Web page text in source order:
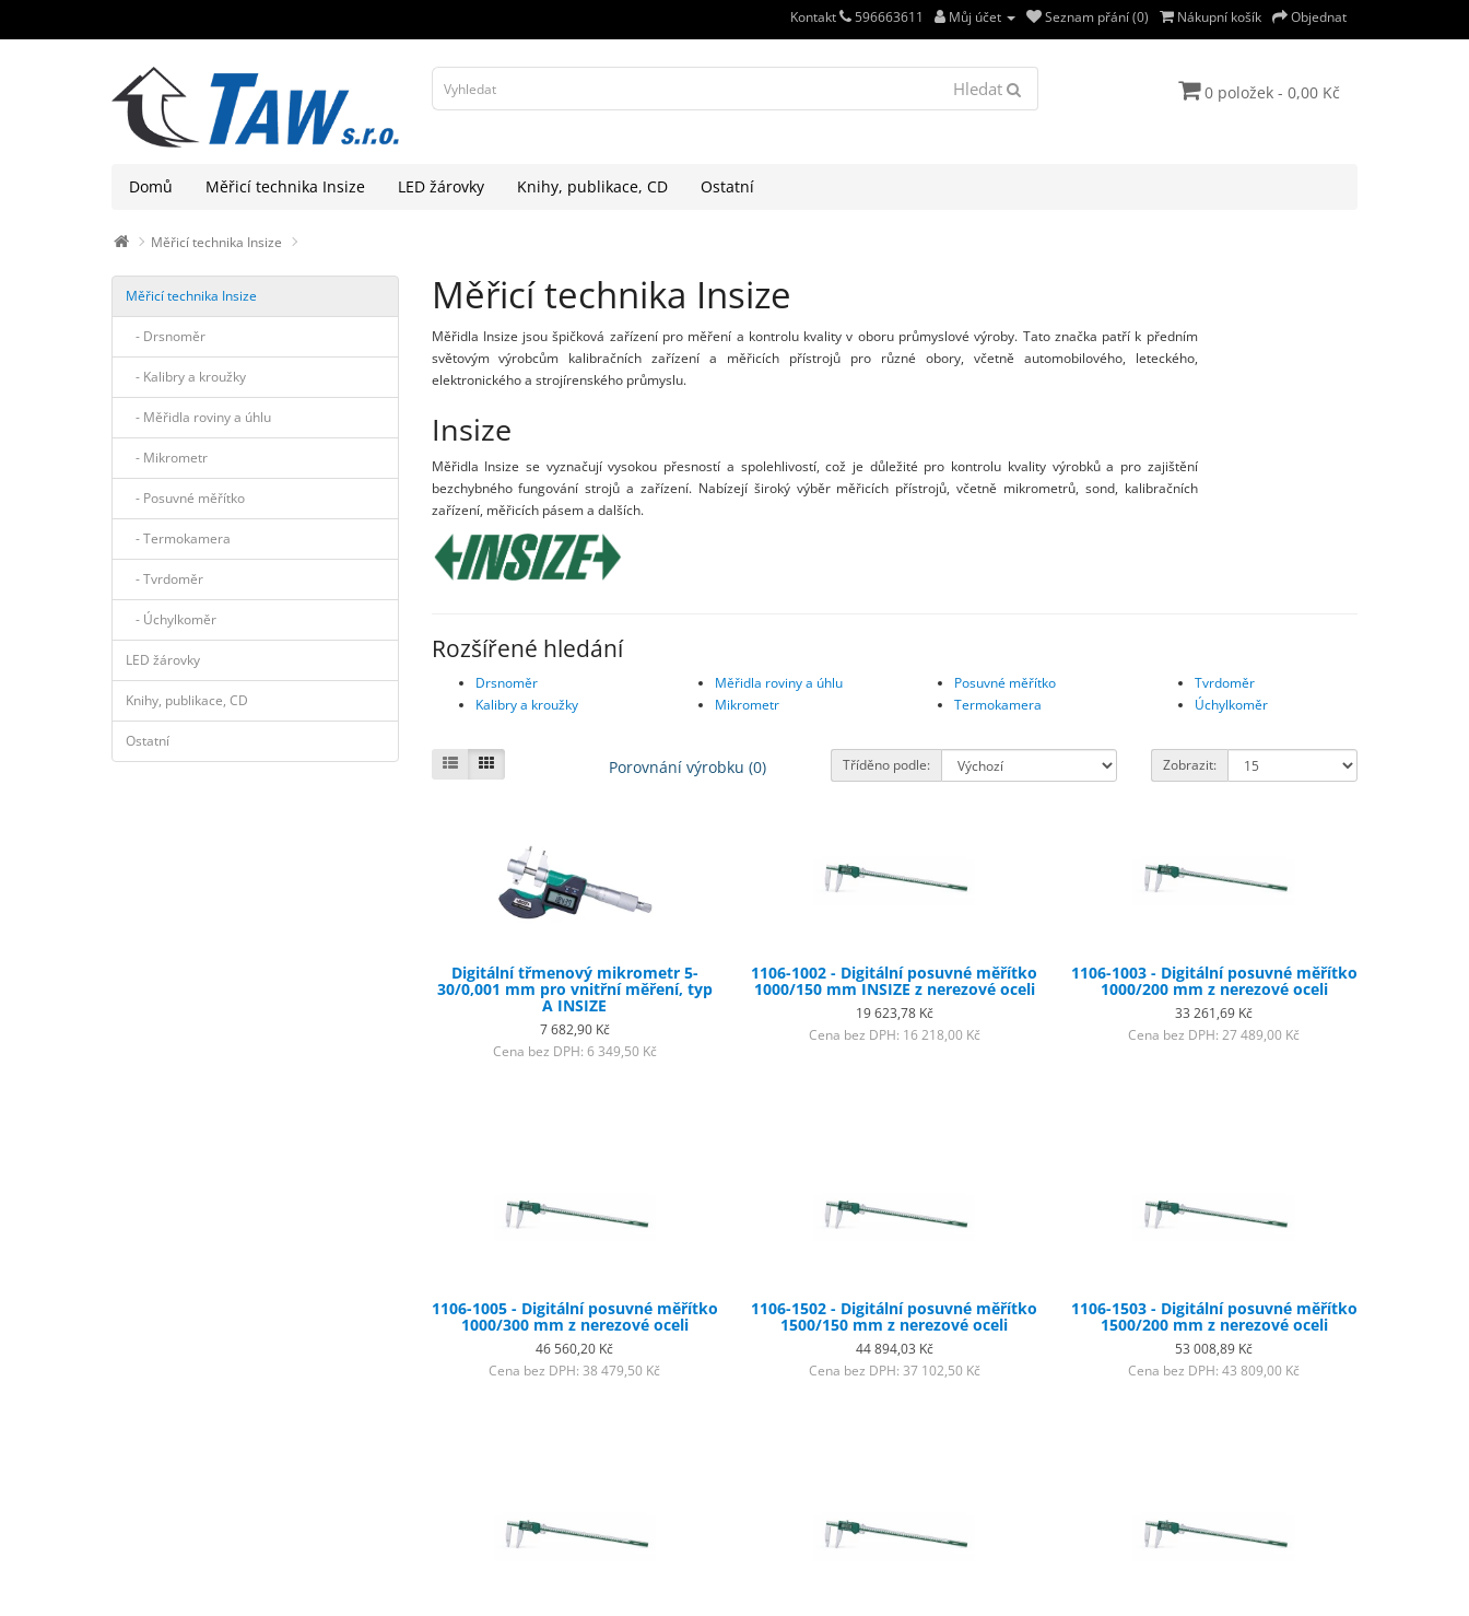
Kontakt 596663611 Můj účet Seznam přání (0) Nákupní košík Objednat
Hledat 0 položek - 0,00 Kč
Domů Měřicí technika Insize LED žárovky Knihy, publikace, CD Ostatní
Měřicí technika Insize
Měřicí technika Insize
- Drsnoměr
- Kalibry a kroužky
- Měřidla roviny a úhlu
- Mikrometr
- Posuvné měřítko
- Termokamera
- Tvrdoměr
- Úchylkoměr
LED žárovky
Knihy, publikace, CD
Ostatní
Měřicí technika Insize
Měřidla Insize jsou špičková zařízení pro měření a kontrolu kvality v oboru průmyslové výroby. Tato značka patří k předním
světovým výrobcům kalibračních zařízení a měřicích přístrojů pro různé obory, včetně automobilového, leteckého,
elektronického a strojírenského průmyslu.
Insize
Měřidla Insize se vyznačují vysokou přesností a spolehlivostí, což je důležité pro kontrolu kvality výrobků a pro zajištění
bezchybného fungování strojů a zařízení. Nabízejí široký výběr měřicích přístrojů, včetně mikrometrů, sond, kalibračních
zařízení, měřicích pásem a dalších.
Rozšířené hledání
Drsnoměr
Kalibry a kroužky
Měřidla roviny a úhlu
Mikrometr
Posuvné měřítko
Termokamera
Tvrdoměr
Úchylkoměr
Porovnání výrobku (0) Tříděno podle: Zobrazit:
Digitální třmenový mikrometr 5-
30/0,001 mm pro vnitřní měření, typ
A INSIZE
7 682,90 Kč
Cena bez DPH: 6 349,50 Kč
1106-1002 - Digitální posuvné měřítko
1000/150 mm INSIZE z nerezové oceli
19 623,78 Kč
Cena bez DPH: 16 218,00 Kč
1106-1003 - Digitální posuvné měřítko
1000/200 mm z nerezové oceli
33 261,69 Kč
Cena bez DPH: 27 489,00 Kč
1106-1005 - Digitální posuvné měřítko
1000/300 mm z nerezové oceli
46 560,20 Kč
Cena bez DPH: 38 479,50 Kč
1106-1502 - Digitální posuvné měřítko
1500/150 mm z nerezové oceli
44 894,03 Kč
Cena bez DPH: 37 102,50 Kč
1106-1503 - Digitální posuvné měřítko
1500/200 mm z nerezové oceli
53 008,89 Kč
Cena bez DPH: 43 809,00 Kč